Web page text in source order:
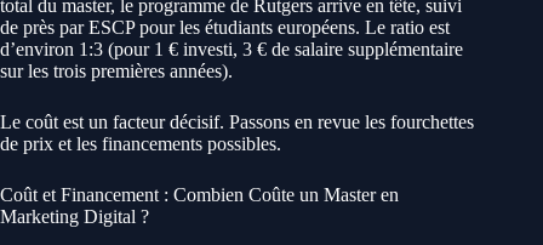
total du master, le programme de Rutgers arrive en tête, suivi
de près par ESCP pour les étudiants européens. Le ratio est
d’environ 1:3 (pour 1 € investi, 3 € de salaire supplémentaire
sur les trois premières années).
Le coût est un facteur décisif. Passons en revue les fourchettes
de prix et les financements possibles.
Coût et Financement : Combien Coûte un Master en
Marketing Digital ?